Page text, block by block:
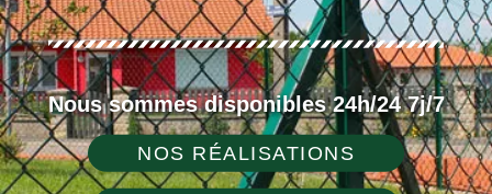
Nous sommes disponibles 24h/24 7j/7
NOS RÉALISATIONS